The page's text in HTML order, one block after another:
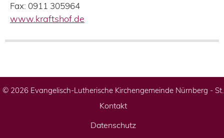
Fax: 0911 305964
www.kraftshof.de
© 2026 Evangelisch-Lutherische Kirchengemeinde Nürnberg -
Kontakt
Datenschutz